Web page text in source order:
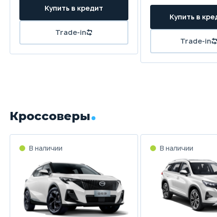
Купить в кредит
Trade-in
Купить в
Trade-in
Кроссоверы
В наличии В наличии